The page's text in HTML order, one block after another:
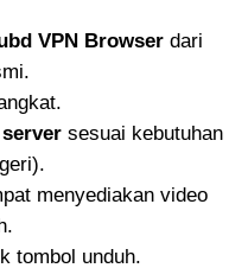
VPN Browser dari
sesuai kebutuhan
menyediakan video
tombol unduh.